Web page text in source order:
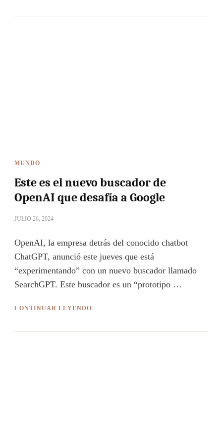
MUNDO
Este es el nuevo buscador de
OpenAI que desafía a Google
JULIO 26, 2024
OpenAI, la empresa detrás del conocido chatbot
ChatGPT, anunció este jueves que está
“experimentando” con un nuevo buscador llamado
SearchGPT. Este buscador es un “prototipo …
CONTINUAR LEYENDO